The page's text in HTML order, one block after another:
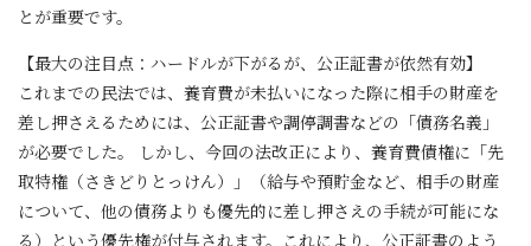
とが重要です。
【最大の注目点：ハードルが下がるが、公正証書が依然有効】
これまでの民法では、養育費が未払いになった際に相手の財産を
差し押さえるためには、公正証書や調停調書などの「債務名義」
が必要でした。 しかし、今回の法改正により、養育費債権に「先
取特権（さきどりとっけん）」（給与や預貯金など、相手の財産
について、他の債務よりも優先的に差し押さえの手続が可能にな
る）という優先権が付与されます。これにより、公正証書のよう